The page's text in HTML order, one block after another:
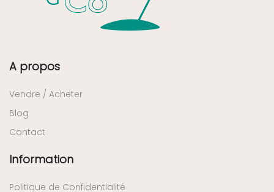
A propos
Vendre / Acheter
Blog
Contact
Information
Politique de Confidentialité